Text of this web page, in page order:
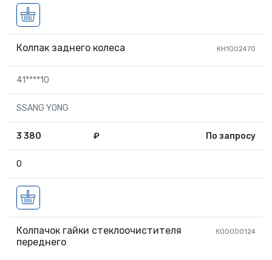
Колпак заднего колеса КН1002470
41****10
SSANG YONG
3 380 ₽ По запросу
0
Колпачок гайки стеклоочистителя
переднего
КО0000124